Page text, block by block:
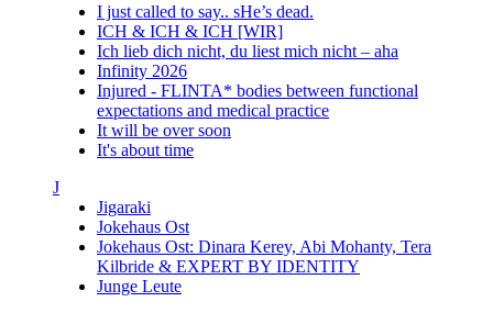
I just called to say.. sHe’s dead.
ICH & ICH & ICH [WIR]
Ich lieb dich nicht, du liest mich nicht – aha
Infinity 2026
Injured - FLINTA* bodies between functional
expectations and medical practice
It will be over soon
It's about time
J
Jigaraki
Jokehaus Ost
Jokehaus Ost: Dinara Kerey, Abi Mohanty, Tera
Kilbride & EXPERT BY IDENTITY
Junge Leute